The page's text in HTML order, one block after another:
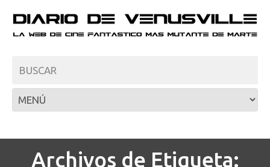
Archivos de Etiqueta: